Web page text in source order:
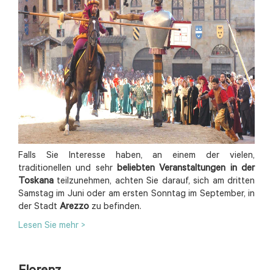
Falls Sie Interesse haben, an einem der vielen,
traditionellen und sehr beliebten Veranstaltungen in der
Toskana teilzunehmen, achten Sie darauf, sich am dritten
Samstag im Juni oder am ersten Sonntag im September, in
der Stadt Arezzo zu befinden.
Lesen Sie mehr >